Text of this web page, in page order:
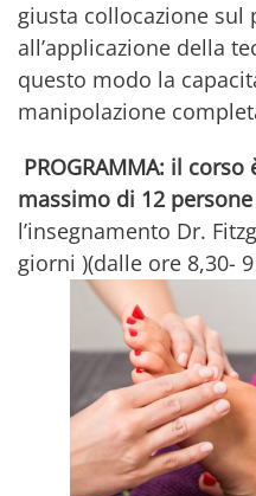
giusta collocazione sul
all’applicazione della
questo modo la
manipolazione
PROGRAMMA: il
massimo di 12
l’insegnamento Dr.
giorni )(dalle ore 8,30-